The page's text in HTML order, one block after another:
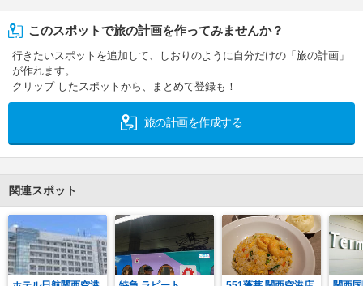
このスポットで旅の計画を作ってみませんか？
行きたいスポットを追加して、しおりのように自分だけの「旅の計画」
が作れます。
クリップ したスポットから、まとめて登録も！
旅の計画を作成する
関連スポット